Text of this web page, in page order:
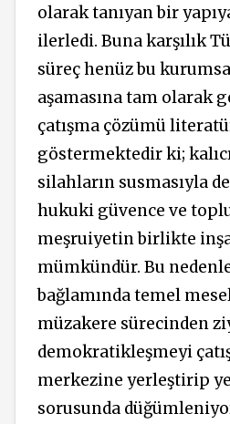
olarak tanıyan bir
ilerledi. Buna karşılık
süreç henüz bu
aşamasına tam olarak
çatışma çözümü
göstermektedir ki;
silahların susmasıyla
hukuki güvence ve
meşruiyetin birlikte
mümkündür. Bu
bağlamında temel
müzakere sürecinden
demokratikleşmeyi
merkezine yerleştirip
sorusunda